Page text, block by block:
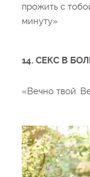
прожить с
минуту»
14. СЕКС В
«Вечно твой.